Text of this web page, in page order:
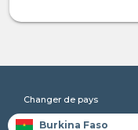
Changer de pays